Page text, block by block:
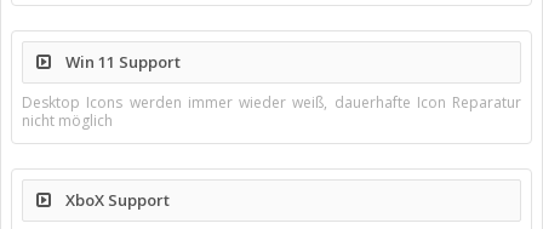
Win 11 Support
Desktop Icons werden immer wieder weiß, dauerhafte Icon Reparatur
nicht möglich
XboX Support